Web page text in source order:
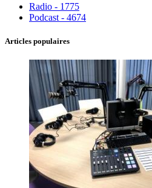
Radio - 1775
Podcast - 4674
Articles populaires